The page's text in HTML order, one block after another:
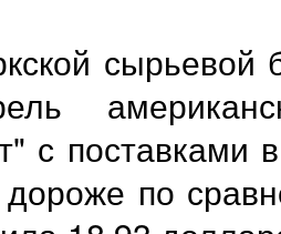
сырьевой
с поставками
по